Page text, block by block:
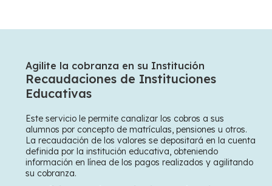
Agilite la cobranza en su Institución
Recaudaciones de Instituciones
Educativas
Este servicio le permite canalizar los cobros a sus
alumnos por concepto de matrículas, pensiones u otros.
La recaudación de los valores se depositará en la cuenta
definida por la institución educativa, obteniendo
información en línea de los pagos realizados y agilitando
su cobranza.